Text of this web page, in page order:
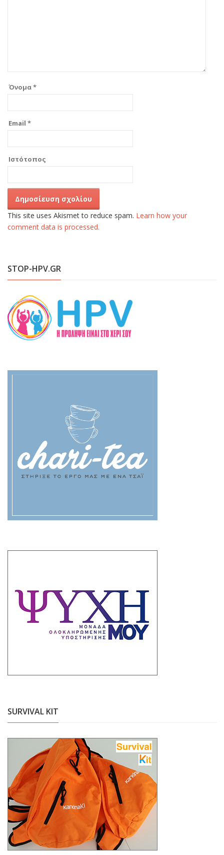
Όνομα*
Email *
Ιστότοπος
This site uses Akismet to reduce spam. Learn how your
comment data is processed.
STOP-HPV.GR
SURVIVAL KIT